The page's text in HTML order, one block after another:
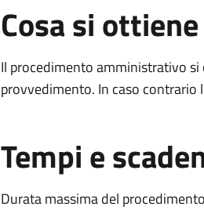
Cosa si ottiene
Il procedimento amministrativo si
provvedimento. In caso contrario
Tempi e
Durata massima del